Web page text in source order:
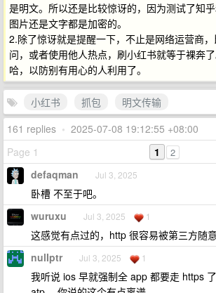
是明文。所以还是比较惊讶的，因为测试了知
图片还是文字都是加密的。
2.除了惊讶就是提醒一下，不止是网络运营商
问，或者使用他人热点，刷小红书就等于裸奔
哈，以防别有用心的人利用了。
小红书 抓包
明文传输
161 replies • 2025-07-08 19:12:55 +08:00
Page 1
1 2
defaqman Jul 3, 2025
卧槽 不至于吧。
wuruxu Jul 3, 2025 1
这感觉有点过的，http 很容易被第三方随
nulIptr Jul 3, 2025 1
我听说 ios 早就强制全 app 都要走 https